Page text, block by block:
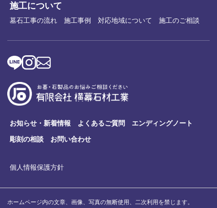
お知らせ・新着情報 よくあるご質問 エンディングノート
彫刻の相談 お問い合わせ
個人情報保護方針
施工について
墓石工事の流れ 施工事例 対応地域について 施工のご相談
ホームページ内の文章、画像、写真の無断使用、二次利用を禁じます。